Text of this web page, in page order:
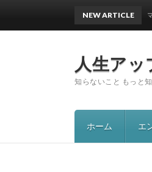
人生ア
知らないこと もっと知
ホーム エ
NEW ARTICLE
【大河ドラマ完全ガイド